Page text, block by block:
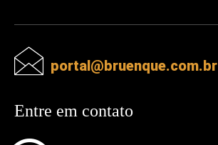
portal@bruenque.com.br
Entre em contato